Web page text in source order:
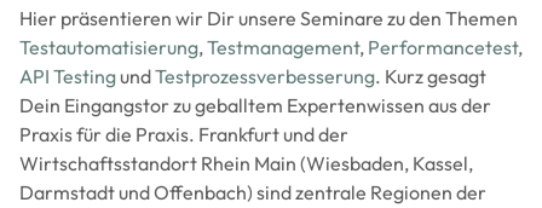
Hier präsentieren wir Dir unsere Seminare zu den Themen
Testautomatisierung,Testmanagement, Performancetest,
API Testing undTestprozessverbesserung. Kurz gesagt
Dein Eingangstor zu geballtem Expertenwissen aus der
Praxis für die Praxis. Frankfurt und der
Wirtschaftsstandort Rhein Main (Wiesbaden, Kassel,
Darmstadt und Offenbach) sind zentrale Regionen der